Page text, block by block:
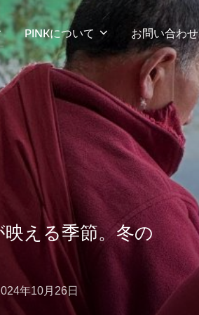
PINKについて お問い合わせ
える季節。冬の
年10月26日